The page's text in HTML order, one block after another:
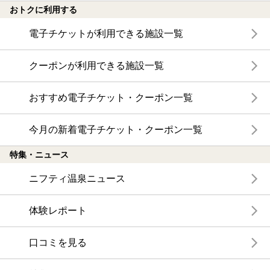
おトクに利用する
電子チケットが利用できる施設一覧
クーポンが利用できる施設一覧
おすすめ電子チケット・クーポン一覧
今月の新着電子チケット・クーポン一覧
特集・ニュース
ニフティ温泉ニュース
体験レポート
口コミを見る